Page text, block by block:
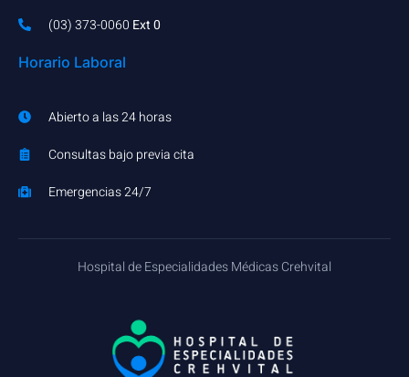
(03) 373-0060​ Ext 0
Horario Laboral
Abierto a las 24 horas
Consultas bajo previa cita
Emergencias 24/7
Hospital de Especialidades Médicas Crehvital